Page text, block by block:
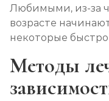
Любимыми, из-за
возрасте
некоторые
Методы